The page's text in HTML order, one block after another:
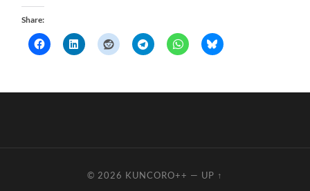
Share:
© 2026 KUNCORO++ — UP ↑